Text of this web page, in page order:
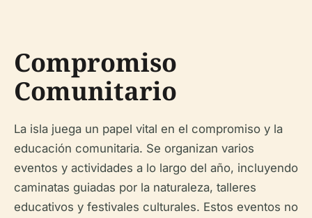
Compromiso
Comunitario
La isla juega un papel vital en el compromiso y la
educación comunitaria. Se organizan varios
eventos y actividades a lo largo del año, incluyendo
caminatas guiadas por la naturaleza, talleres
educativos y festivales culturales. Estos eventos no